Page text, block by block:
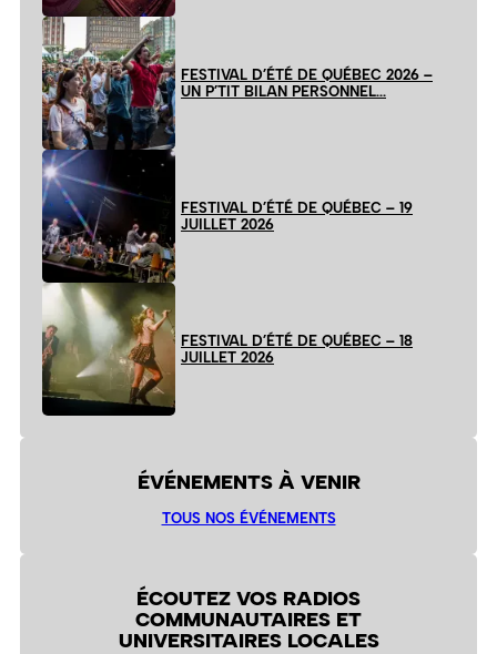
FESTIVAL D’ÉTÉ DE QUÉBEC 2026 –
UN P’TIT BILAN PERSONNEL…
FESTIVAL D’ÉTÉ DE QUÉBEC – 19
JUILLET 2026
FESTIVAL D’ÉTÉ DE QUÉBEC – 18
JUILLET 2026
ÉVÉNEMENTS À VENIR
TOUS NOS ÉVÉNEMENTS
ÉCOUTEZ VOS RADIOS
COMMUNAUTAIRES ET
UNIVERSITAIRES LOCALES